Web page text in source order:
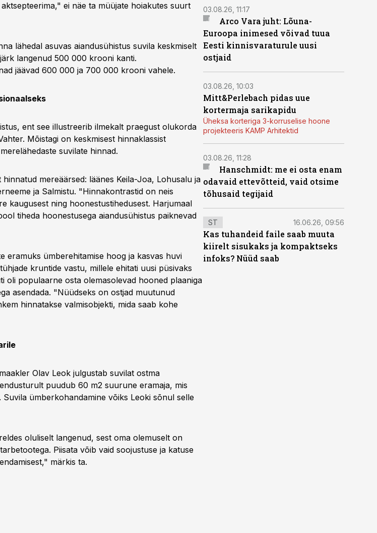
ei näe ta müüjate hoiakutes suurt
lähedal asuvas aiandusühistus suvila keskmiselt
langenud 500 000 krooni kanti.
jäävad 600 000 ja 700 000 krooni vahele.
ent see illustreerib ilmekalt praegust olukorda
Mõistagi on keskmisest hinnaklassist
suvilate hinnad.
mereäärsed: läänes Keila-Joa, Lohusalu ja
ja Salmistu. "Hinnakontrastid on neis
kaugusest ning hoonestustihedusest. Harjumaal
tiheda hoonestusega aiandusühistus paiknevad
eramuks ümberehitamise hoog ja kasvas huvi
kruntide vastu, millele ehitati uusi püsivaks
oli populaarne osta olemasolevad hooned plaaniga
asendada. "Nüüdseks on ostjad muutunud
hinnatakse valmisobjekti, mida saab kohe
Olav Leok julgustab suvilat ostma
puudub 60 m2 suurune eramaja, mis
Suvila ümberkohandamine võiks Leoki sõnul selle
03.08.26, 11:17
Arco Vara juht: Lõuna-
Euroopa inimesed võivad tuua
Eesti kinnisvaraturule uusi
ostjaid
03.08.26, 10:03
Mitt&Perlebach pidas uue
kortermaja sarikapidu
Üheksa korteriga 3-korruselise hoone
projekteeris KAMP Arhitektid
03.08.26, 11:28
Hanschmidt: me ei osta enam
odavaid ettevõtteid, vaid otsime
tõhusaid tegijaid
ST 16.06.26, 09:56
Kas tuhandeid faile saab muuta
kiirelt sisukaks ja kompaktseks
infoks? Nüüd saab
oluliselt langenud, sest oma olemuselt on
Piisata võib vaid soojustuse ja katuse
märkis ta.